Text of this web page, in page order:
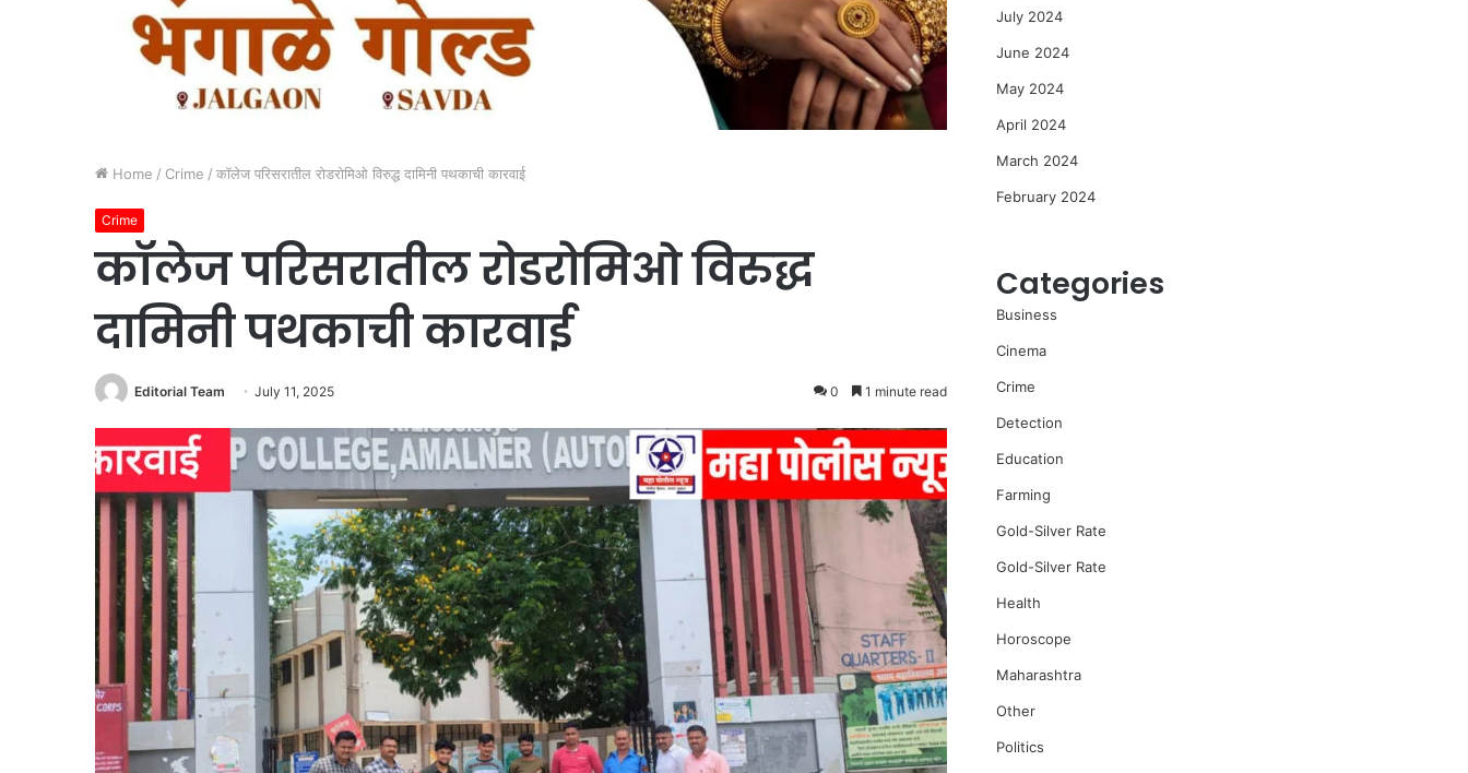
Home / Crime / कॉलेज परिसरातील रोडरोमिओ विरुद्ध दामिनी पथकाची कारवाई
Crime
कॉलेज परिसरातील रोडरोमिओ विरुद्ध
दामिनी पथकाची कारवाई
Editorial Team July 11, 2025 0 1 minute read
July 2024
June 2024
May 2024
April 2024
March 2024
February 2024
Categories
Business
Cinema
Crime
Detection
Education
Farming
Gold-Silver Rate
Gold-Silver Rate
Health
Horoscope
Maharashtra
Other
Politics